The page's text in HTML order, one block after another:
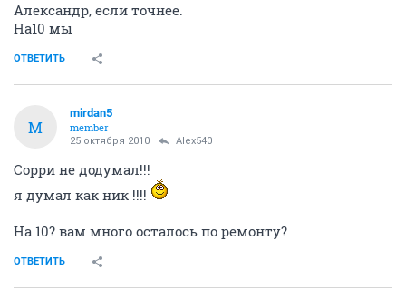
Александр, если точнее.
На10 мы
ОТВЕТИТЬ
M
mirdan5
member
25 октября 2010 Alex540
Сорри не додумал!!!
я думал как ник !!!!
На 10? вам много осталось по ремонту?
ОТВЕТИТЬ